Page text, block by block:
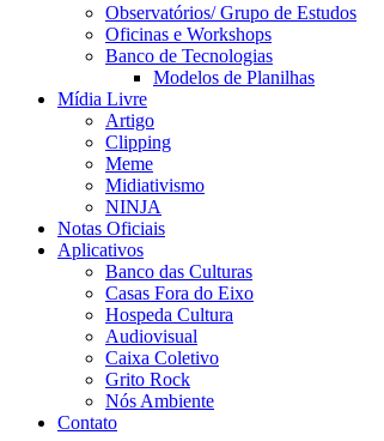
Observatórios/ Grupo de Estudos
Oficinas e Workshops
Banco de Tecnologias
Modelos de Planilhas
Mídia Livre
Artigo
Clipping
Meme
Midiativismo
NINJA
Notas Oficiais
Aplicativos
Banco das Culturas
Casas Fora do Eixo
Hospeda Cultura
Audiovisual
Caixa Coletivo
Grito Rock
Nós Ambiente
Contato